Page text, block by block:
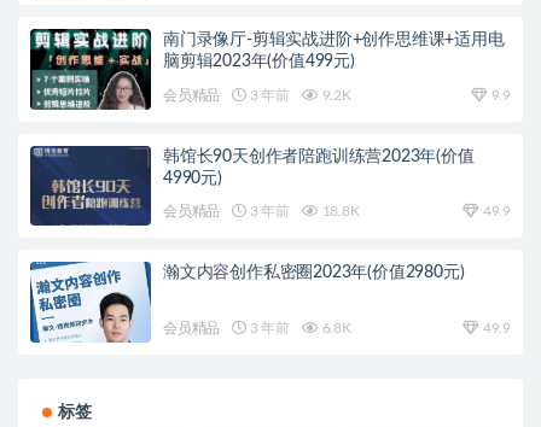
南门录像厅-剪辑实战进阶+创作思维课+适用电
脑剪辑2023年(价值499元)
会员精品 3 年前 9.2K 9.9
韩馆长90天创作者陪跑训练营2023年(价值
4990元)
会员精品 3 年前 18.8K 49.9
瀚文内容创作私密圈2023年(价值2980元)
会员精品 3 年前 6.8K 49.9
标签